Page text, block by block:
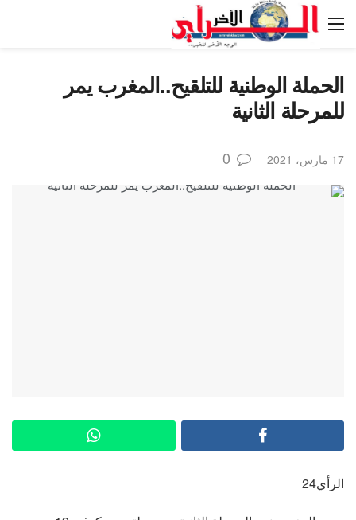
الحملة الوطنية للتلقيح..المغرب يمر
للمرحلة الثانية
17 مارس، 2021 0
الرأي24